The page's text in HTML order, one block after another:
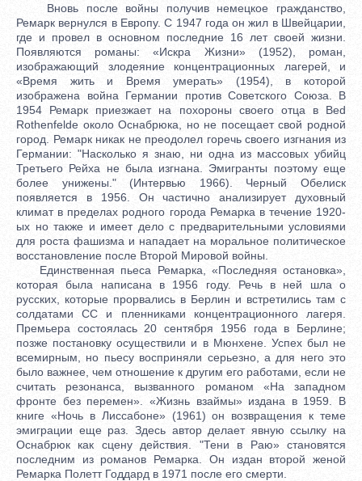
Вновь после войны получив немецкое гражданство,
Ремарк вернулся в Европу. С 1947 года он жил в Швейцарии,
где и провел в основном последние 16 лет своей жизни.
Появляются романы: «Искра Жизни» (1952), роман,
изображающий злодеяние концентрационных лагерей, и
«Время жить и Время умерать» (1954), в которой
изображена война Германии против Советского Союза. В
1954 Ремарк приезжает на похороны своего отца в Bed
Rothenfelde около Оснабрюка, но не посещает свой родной
город. Ремарк никак не преодолел горечь своего изгнания из
Германии: "Насколько я знаю, ни одна из массовых убийц
Третьего Рейха не была изгнана. Эмигранты поэтому еще
более унижены." (Интервью 1966). Черный Обелиск
появляется в 1956. Он частично анализирует духовный
климат в пределах родного города Ремарка в течение 1920-
ых но также и имеет дело с предварительными условиями
для роста фашизма и нападает на моральное политическое
восстановление после Второй Мировой войны.
Единственная пьеса Ремарка, «Последняя остановка»,
которая была написана в 1956 году. Речь в ней шла о
русских, которые прорвались в Берлин и встретились там с
солдатами СС и пленниками концентрационного лагеря.
Премьера состоялась 20 сентября 1956 года в Берлине;
позже постановку осуществили и в Мюнхене. Успех был не
всемирным, но пьесу восприняли серьезно, а для него это
было важнее, чем отношение к другим его работами, если не
считать резонанса, вызванного романом «На западном
фронте без перемен». «Жизнь взаймы» издана в 1959. В
книге «Ночь в Лиссабоне» (1961) он возвращения к теме
эмиграции еще раз. Здесь автор делает явную ссылку на
Оснабрюк как сцену действия. "Тени в Раю» становятся
последним из романов Ремарка. Он издан второй женой
Ремарка Полетт Годдард в 1971 после его смерти.